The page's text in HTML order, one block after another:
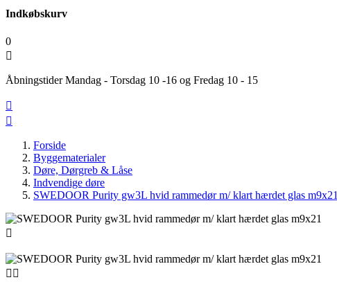
Indkøbskurv
0

Åbningstider Mandag - Torsdag 10 -16 og Fredag 10 - 15


Forside
Byggematerialer
Døre, Dørgreb & Låse
Indvendige døre
SWEDOOR Purity gw3L hvid rammedør m/ klart hærdet glas m9x21

 